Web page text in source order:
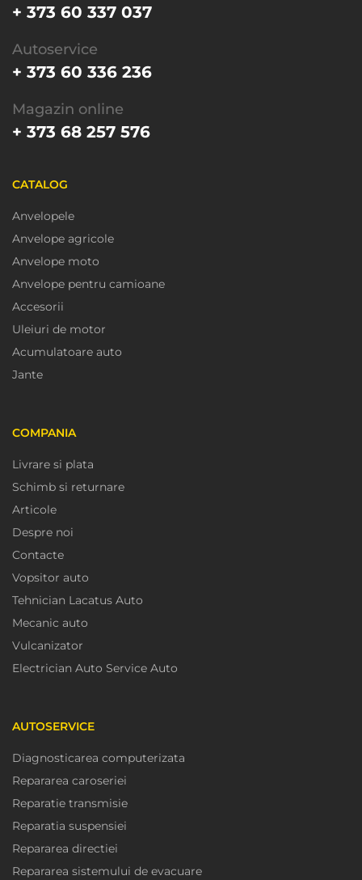
+ 373 60 337 037
Autoservice
+ 373 60 336 236
Magazin online
+ 373 68 257 576
CATALOG
Anvelopele
Anvelope agricole
Anvelope moto
Anvelope pentru camioane
Accesorii
Uleiuri de motor
Acumulatoare auto
Jante
COMPANIA
Livrare si plata
Schimb si returnare
Articole
Despre noi
Contacte
Vopsitor auto
Tehnician Lacatus Auto
Mecanic auto
Vulcanizator
Electrician Auto Service Auto
AUTOSERVICE
Diagnosticarea computerizata
Repararea caroseriei
Reparatie transmisie
Reparatia suspensiei
Repararea directiei
Repararea sistemului de evacuare